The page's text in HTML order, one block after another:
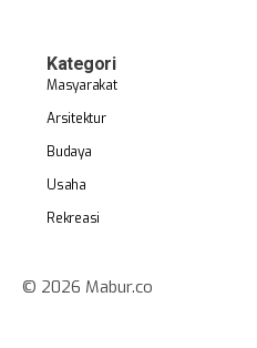
Kategori
Masyarakat
Arsitektur
Budaya
Usaha
Rekreasi
© 2026 Mabur.co